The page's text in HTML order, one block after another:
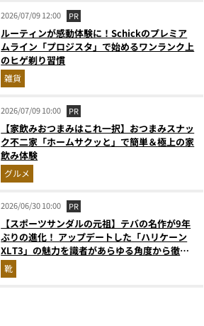
2026/07/09 12:00 PR
ルーティンが感動体験に！Schickのプレミア
ムライン「プロジスタ」で始めるワンランク上
のヒゲ剃り習慣
雑貨
2026/07/09 10:00 PR
【家飲みおつまみはこれ一択】おつまみスナッ
ク不二家「ホームサクッと」で簡単＆極上の家
飲み体験
グルメ
2026/06/30 10:00 PR
【スポーツサンダルの元祖】テバの名作が9年
ぶりの進化！ アップデートした「ハリケーン
XLT3」の魅力を識者があらゆる角度から徹底
解説！
靴